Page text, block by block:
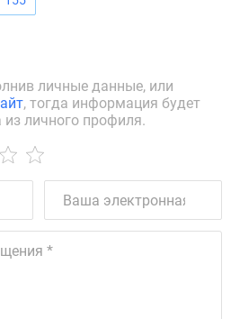
личные данные, или
, тогда информация будет
из личного профиля.